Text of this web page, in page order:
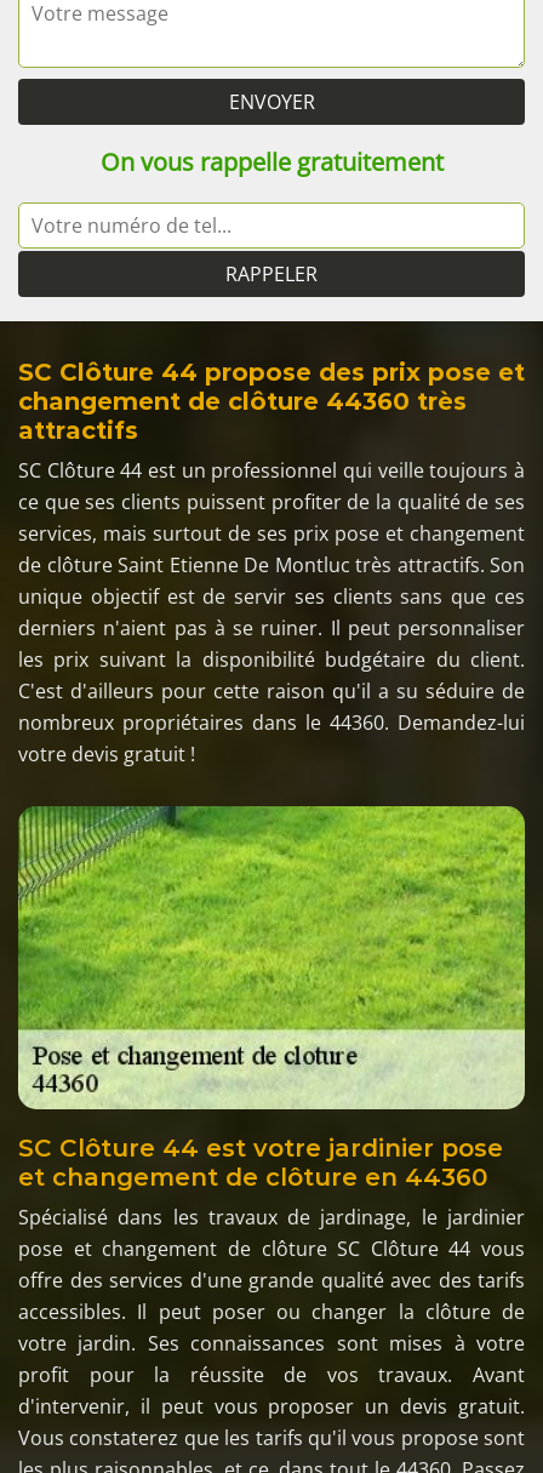
On vous rappelle gratuitement
SC Clôture 44 propose des prix pose et
changement de clôture 44360 très
attractifs
SC Clôture 44 est un professionnel qui veille toujours à
ce que ses clients puissent profiter de la qualité de ses
services, mais surtout de ses prix pose et changement
de clôture Saint Etienne De Montluc très attractifs. Son
unique objectif est de servir ses clients sans que ces
derniers n'aient pas à se ruiner. Il peut personnaliser
les prix suivant la disponibilité budgétaire du client.
C'est d'ailleurs pour cette raison qu'il a su séduire de
nombreux propriétaires dans le 44360. Demandez-lui
votre devis gratuit !
SC Clôture 44 est votre jardinier pose
et changement de clôture en 44360
Spécialisé dans les travaux de jardinage, le jardinier
pose et changement de clôture SC Clôture 44 vous
offre des services d'une grande qualité avec des tarifs
accessibles. Il peut poser ou changer la clôture de
votre jardin. Ses connaissances sont mises à votre
profit pour la réussite de vos travaux. Avant
d'intervenir, il peut vous proposer un devis gratuit.
Vous constaterez que les tarifs qu'il vous propose sont